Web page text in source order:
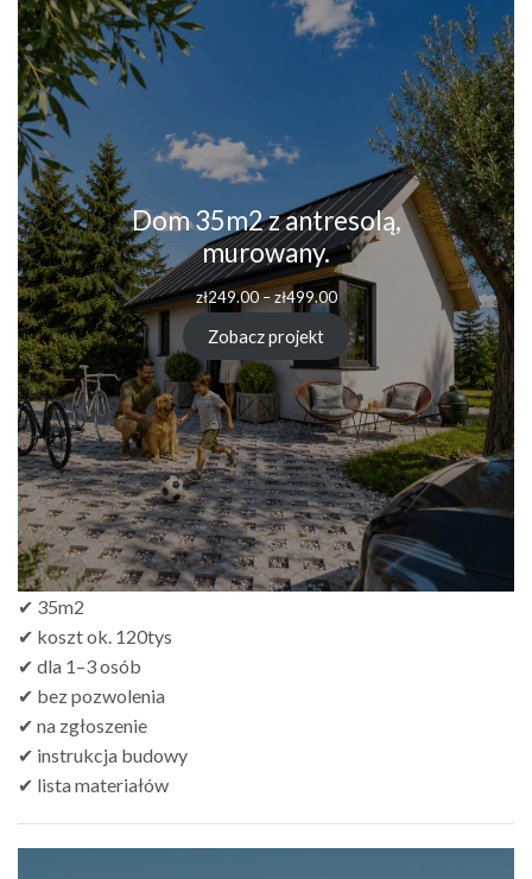
Dom 35m2 z antresolą,
murowany.
zł249.00–zł499.00Zakres
cen:
od
zł249.00
do
zł499.00
Zobacz projekt
✔ 35m2
✔ koszt ok. 120tys
✔ dla 1–3 osób
✔ bez pozwolenia
✔ na zgłoszenie
✔ instrukcja budowy
✔ lista materiałów